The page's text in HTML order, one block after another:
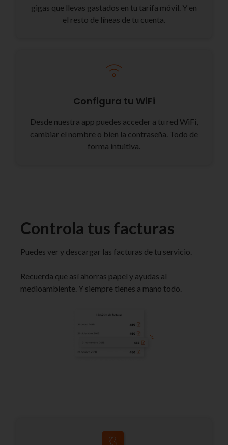
gigas que llevas gastados en tu tarifa móvil. Y en
el resto de líneas de tu cuenta.
Configura tu WiFi
Desde nuestra app puedes acceder a tu red WiFi,
cambiar el nombre o bien la contraseña. Todo de
forma intuitiva.
Controla tus facturas
Puedes ver y descargar las facturas de tu servicio.
Recuerda que así ahorras papel y ayudas al
medioambiente. Y siempre tienes a mano todo.